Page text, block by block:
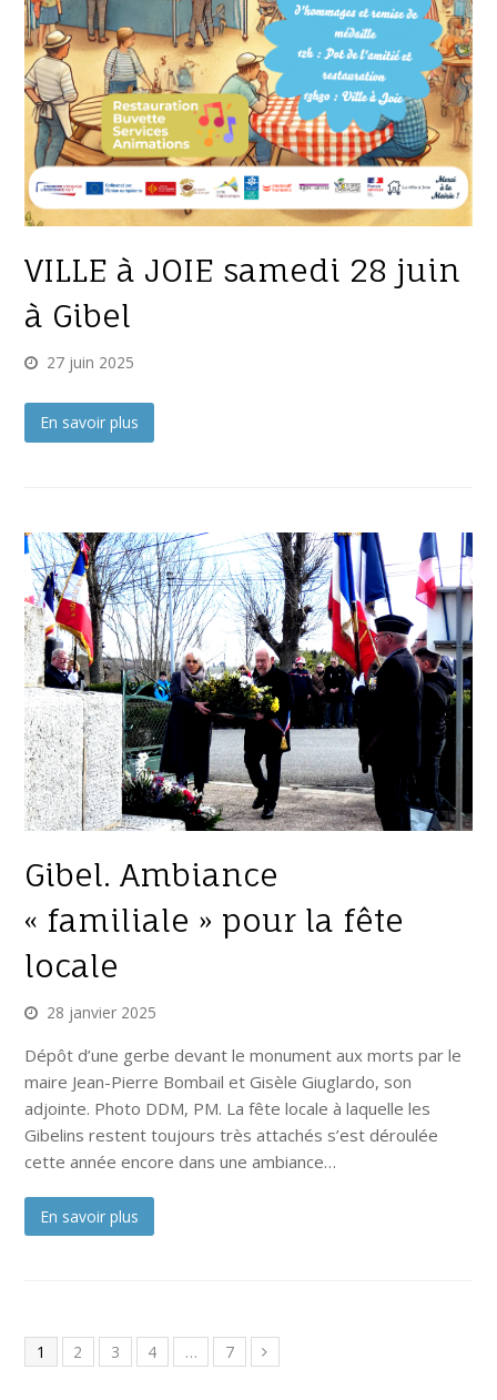
VILLE à JOIE samedi 28 juin
à Gibel
27 juin 2025
En savoir plus
Gibel. Ambiance
« familiale » pour la fête
locale
28 janvier 2025
Dépôt d’une gerbe devant le monument aux morts par le
maire Jean-Pierre Bombail et Gisèle Giuglardo, son
adjointe. Photo DDM, PM. La fête locale à laquelle les
Gibelins restent toujours très attachés s’est déroulée
cette année encore dans une ambiance…
En savoir plus
1 2 3 4 … 7